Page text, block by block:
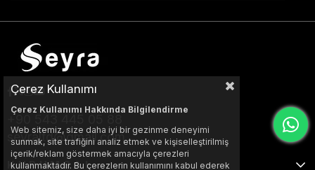
+90 543 445 05 88
seyraltd@gmail.com
KURUMSAL
Çerez Kullanımı
Çerez Kullanımı Hakkında Bilgilendirme
Web sitemiz, size daha iyi bir gezinme deneyimi
sunmak, site trafiğini analiz etmek ve kişiselleştirilmiş
içerik/reklam göstermek amacıyla çerezleri
kullanmaktadır. Bu çerezlerin kullanımını kabul ederek